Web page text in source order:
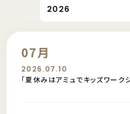
07月
2026.07.10
「夏休みはアミュでキッズワークシ